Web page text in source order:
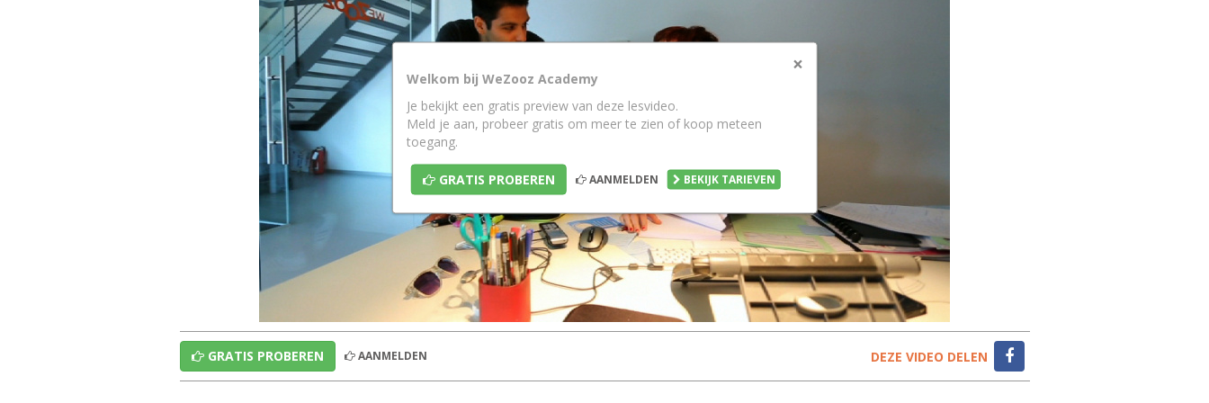
×
Welkom bij WeZooz Academy
Je bekijkt een gratis preview van deze lesvideo.
Meld je aan, probeer gratis om meer te zien of koop meteen
toegang.
GRATIS PROBEREN AANMELDEN BEKIJK TARIEVEN
GRATIS PROBEREN AANMELDEN DEZE VIDEO DELEN